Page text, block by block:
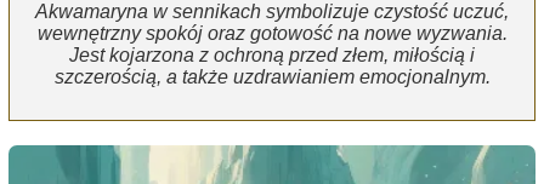
Akwamaryna w sennikach symbolizuje czystość uczuć,
wewnętrzny spokój oraz gotowość na nowe wyzwania.
Jest kojarzona z ochroną przed złem, miłością i
szczerością, a także uzdrawianiem emocjonalnym.